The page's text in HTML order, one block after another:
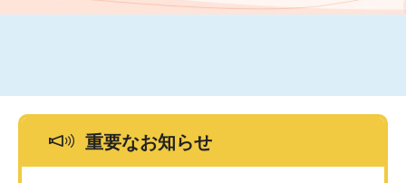
重要なお知らせ